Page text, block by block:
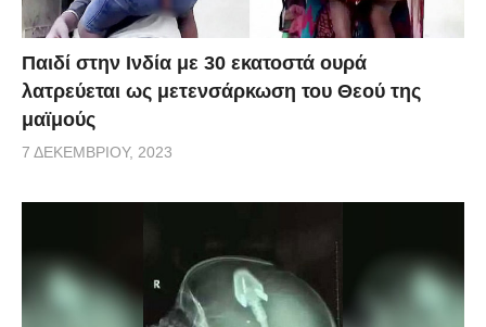
Παιδί στην Ινδία με 30 εκατοστά ουρά
λατρεύεται ως μετενσάρκωση του Θεού της
μαϊμούς
7 ΔΕΚΕΜΒΡΊΟΥ, 2023